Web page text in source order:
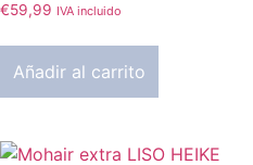
€59,99 IVA incluido
Añadir al carrito